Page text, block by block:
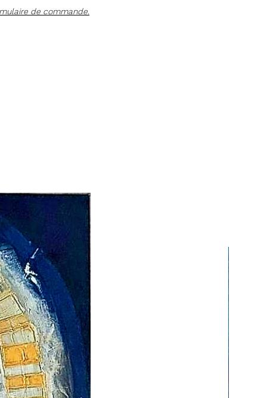
d'authenticité.
de commande.